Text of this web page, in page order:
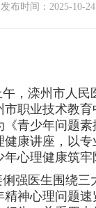
发布时间：2025-10-
午，滦州市人民
市职业技术教
《青少年问题
健康讲座，以
心理健康筑牢
强医生围绕三
精神心理问题